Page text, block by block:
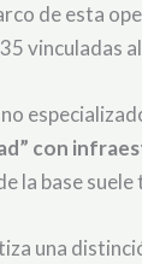
de esta
vinculadas
con
la base
una